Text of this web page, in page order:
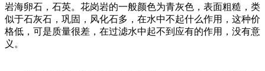
岩海卵石，石英。花岗岩的一般颜色为青灰色，表面粗糙，类
似于石灰石，巩固，风化石多，在水中不起什么作用，这种价
格低，可是质量很差，在过滤水中起不到应有的作用，没有意
义。